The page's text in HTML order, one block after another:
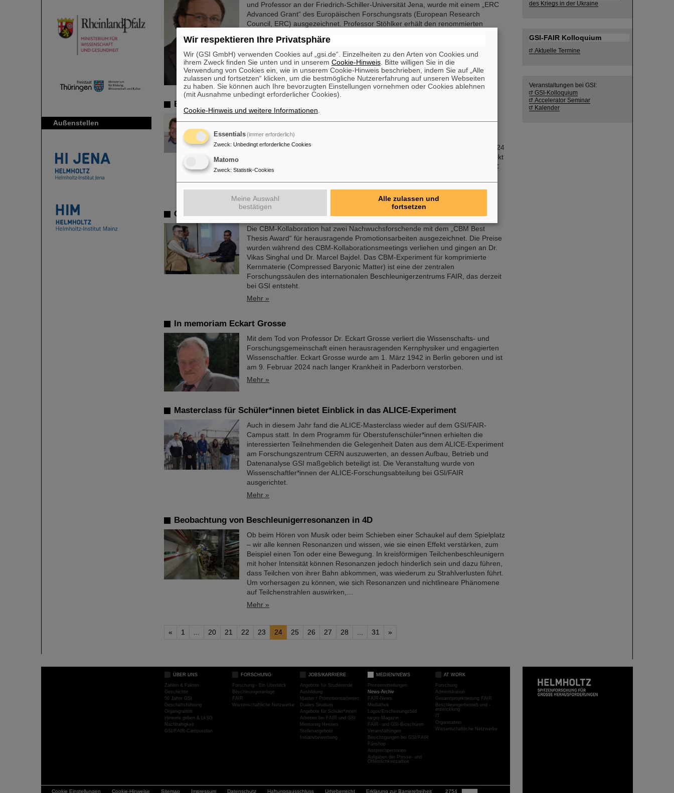
Außenstellen
und Professor an der Friedrich-Schiller-Universität Jena, wurde mit einem „ERC
Advanced Grant“ des Europäischen Forschungsrats (European Research
Council, ERC) ausgezeichnet. Professor Stöhlker erhält den renommierten
Wissenschaftler*innen für sein Projekt HITHOR, das unter Verwendung…
Mehr »
ERC Advanced Grant für das Projekt „Zeptometry“
Erler (Institut für Kernphysik, JGU Mainz) und Prof. Dr. Frank Maas (Institut für
Kernphysik, JGU Mainz, GSI/FAIR und Helmholtz-Institut Mainz) hat im April 2024
einen ERC Advanced Grant für das Projekt „Zeptometry” erhalten. Dieses Projekt
zielt darauf ab, neue Präzisionsmessungen bei den höchsten Energien am LHC
Mehr »
CBM-Kollaboration zeichnet herausragende Promotionsarbeiten aus
Die CBM-Kollaboration hat zwei Nachwuchsforschende mit dem „CBM Best
Thesis Award“ für herausragende Promotionsarbeiten ausgezeichnet. Die Preise
wurden während des CBM-Kollaborationsmeetings verliehen und gingen an Dr.
Vikas Singhal und Dr. Marcel Bajdel. Das CBM-Experiment für komprimierte
Kernmaterie (Compressed Baryonic Matter) ist eine der zentralen
Forschungssäulen des internationalen Beschleunigerzentrums FAIR, das derzeit
bei GSI entsteht.
Mehr »
In memoriam Eckart Grosse
Mit dem Tod von Professor Dr. Eckart Grosse verliert die Wissenschafts- und
Forschungsgemeinschaft einen herausragenden Kernphysiker und engagierten
Wissenschaftler. Eckart Grosse wurde am 1. März 1942 in Berlin geboren und ist
am 9. Februar 2024 nach langer Krankheit in Paderborn verstorben.
Mehr »
Masterclass für Schüler*innen bietet Einblick in das ALICE-Experiment
Auch in diesem Jahr fand die ALICE-Masterclass wieder auf dem GSI/FAIR-
Campus statt. In dem Programm für Oberstufenschüler*innen erhielten die
interessierten Teilnehmenden die Gelegenheit Daten aus dem ALICE-Experiment
am Forschungszentrum CERN auszuwerten, an dessen Aufbau, Betrieb und
Datenanalyse GSI maßgeblich beteiligt ist. Die Veranstaltung wurde von
Wissenschaftler*innen der ALICE-Forschungsabteilung bei GSI/FAIR
ausgerichtet.
Mehr »
Beobachtung von Beschleunigerresonanzen in 4D
Ob beim Hören von Musik oder beim Schieben einer Schaukel auf dem Spielplatz
– wir alle kennen Resonanzen und wissen, wie sie einen Effekt verstärken, zum
Beispiel einen Ton oder eine Bewegung. In kreisförmigen Teilchenbeschleunigern
mit hoher Intensität können Resonanzen jedoch hinderlich sein und dazu führen,
dass Teilchen von ihrer Bahn abkommen, was wiederum zu Strahlverlusten führt.
Um vorhersagen zu können, wie sich Resonanzen und nichtlineare Phänomene
auf Teilchenstrahlen auswirken,…
Mehr »
« 1 20 21 22 23 24 25 26 27 28 31 »
des Kriegs in der Ukraine
GSI-FAIR Kolloquium
Aktuelle Termine
Veranstaltungen bei GSI:
GSI-Kolloquium
Accelerator Seminar
Kalender
ÜBER UNS
Zahlen & Fakten
Geschichte
50 Jahre GSI
Geschäftsführung
Organigramm
Hinweis geben & LkSG
Nachhaltigkeit
GSI/FAIR-Campusplan
FORSCHUNG
Forschung - Ein Überblick
Beschleunigeranlage
FAIR
Wissenschaftliche Netzwerke
JOBS/KARRIERE
Angebote für Studierende
Ausbildung
Master / Promotionsarbeiten
Duales Studium
Angebote für Schüler*innen
Arbeiten bei FAIR und GSI
Mentoring Hessen
Stellenangebote
Initiativbewerbung
MEDIEN/NEWS
Pressemitteilungen
News-Archiv
FAIR-News
Mediathek
Logos/Erscheinungsbild
target-Magazin
FAIR- und GSI-Broschüren
Veranstaltungen
Besichtigungen bei GSI/FAIR
Fanshop
Ansprechpersonen
Aufgaben der Presse- und
Öffentlichkeitsarbeit
AT WORK
Forschung
Administration
Gesamtprojektleitung FAIR
Beschleunigerbetrieb und -
entwicklung
IT
Organisation
Wissenschaftliche Netzwerke
Cookie Einstellungen Cookie-Hinweise Sitemap Impressum Datenschutz Haftungsausschluss Urheberrecht Erklärung zur Barrierefreiheit 2754
Wir respektieren Ihre Privatsphäre
Wir (GSI GmbH) verwenden Cookies auf „gsi.de“. Einzelheiten zu den Arten von Cookies und
ihrem Zweck finden Sie unten und in unserem Cookie-Hinweis . Bitte willigen Sie in die
Verwendung von Cookies ein, wie in unserem Cookie-Hinweis beschrieben, indem Sie auf „Alle
zulassen und fortsetzen“ klicken, um die bestmögliche Nutzererfahrung auf unseren Webseiten
zu haben. Sie können auch Ihre bevorzugten Einstellungen vornehmen oder Cookies ablehnen
(mit Ausnahme unbedingt erforderlicher Cookies).
Cookie-Hinweis und weitere Informationen
Essentials(immer erforderlich)
Zweck: Unbedingt erforderliche Cookies
Matomo
Zweck: Statistik-Cookies
Meine Auswahl
bestätigen
Alle zulassen und
fortsetzen